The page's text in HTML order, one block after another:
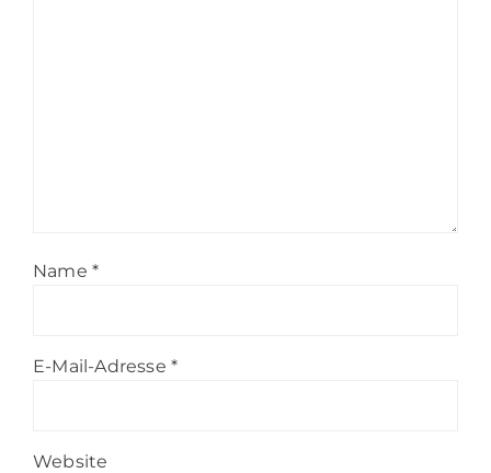
Name *
E-Mail-Adresse *
Website